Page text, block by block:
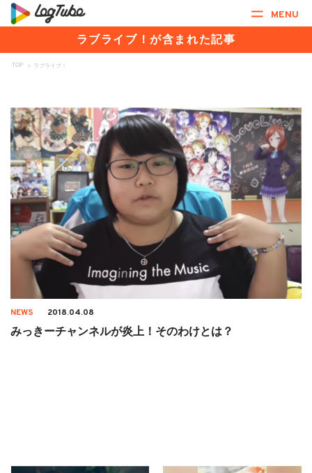
MENU
ラブライブ！が含まれた記事
TOP > ラブライブ！
NEWS 2018.04.08
みっきーチャンネルが炎上！そのわけとは？